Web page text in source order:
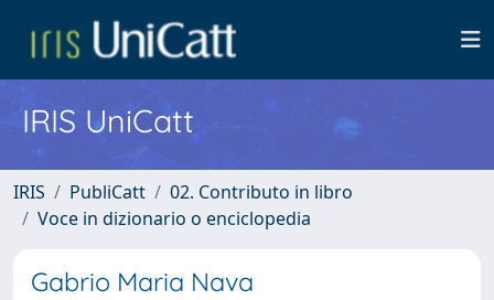
IRIS UniCatt
IRIS PubliCatt
02. Contributo in libro
Voce in dizionario o enciclopedia
Gabrio Maria Nava